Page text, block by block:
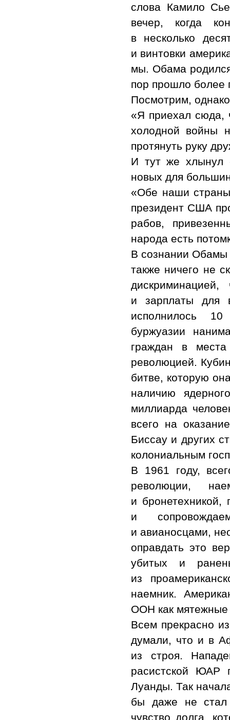
слова Камило
вечер, когда
в несколько
и винтовки
мы. Обама
пор прошло более
Посмотрим,
«Я приехал сюда,
холодной войны
протянуть руку
И тут же хлынул
новых для
«Обе наши
президент США
рабов,
народа есть
В сознании Обамы
также ничего не
и зарплаты для
исполнилось 10
буржуазии
граждан в
революцией.
битве, которую
наличию
миллиарда
всего на
Биссау и других
колониальным
В 1961 году,
революции,
и
и
и авианосцами,
оправдать это
убитых и
из
наемник.
ООН как мятежные
Всем прекрасно
думали, что и в
из строя.
расистской ЮАР
Луанды. Так
бы даже не стал
чувство долга,